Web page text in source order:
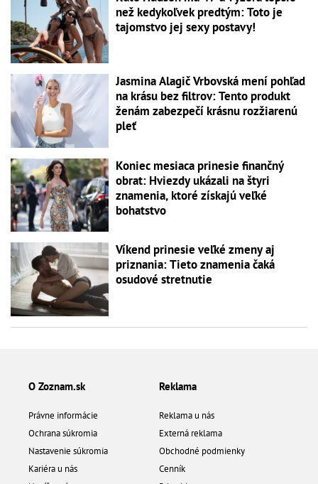
než kedykoľvek predtým: Toto je
tajomstvo jej sexy postavy!
Jasmina Alagič Vrbovská mení pohľad
na krásu bez filtrov: Tento produkt
ženám zabezpečí krásnu rozžiarenú
pleť
Koniec mesiaca prinesie finančný
obrat: Hviezdy ukázali na štyri
znamenia, ktoré získajú veľké
bohatstvo
Víkend prinesie veľké zmeny aj
priznania: Tieto znamenia čaká
osudové stretnutie
O Zoznam.sk
Právne informácie
Ochrana súkromia
Nastavenie súkromia
Kariéra u nás
Reklama
Reklama u nás
Externá reklama
Obchodné podmienky
Cenník